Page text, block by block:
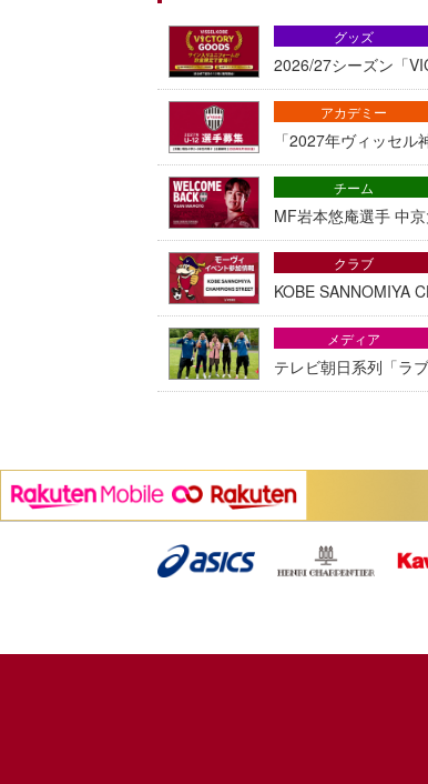
2026/27シーズン「
グッズ
「2027年ヴィッセ
アカデミー
MF岩本悠庵選手 中
チーム
KOBE SANNOMIYA
クラブ
テレビ朝日系列「ラ
メディア